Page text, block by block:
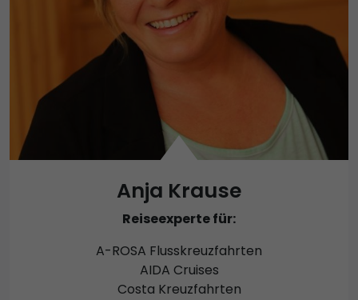
Anja Krause
Reiseexperte für:
A-ROSA Flusskreuzfahrten
AIDA Cruises
Costa Kreuzfahrten